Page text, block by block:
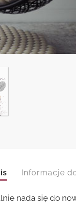
Informacje
nada się do